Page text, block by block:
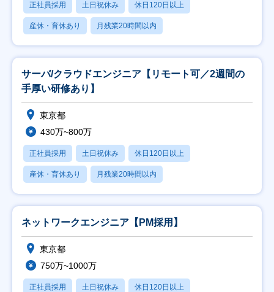
正社員採用 土日祝休み 休日120日以上
産休・育休あり 月残業20時間以内
サーバ/クラウドエンジニア【リモート可／2週間の
手厚い研修あり】
東京都
430万~800万
正社員採用 土日祝休み 休日120日以上
産休・育休あり 月残業20時間以内
ネットワークエンジニア【PM採用】
東京都
750万~1000万
正社員採用 土日祝休み 休日120日以上